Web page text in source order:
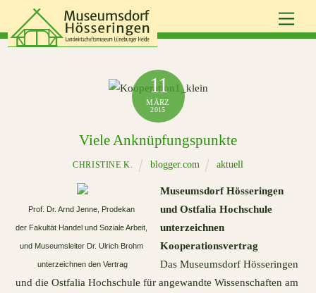
content
11
MÄRZ
2015
Viele Anknüpfungspunkte
CHRISTINE K. blogger.com aktuell
Prof. Dr. Arnd Jenne, Prodekan
der Fakultät Handel und Soziale Arbeit,
und Museumsleiter Dr. Ulrich Brohm
unterzeichnen den Vertrag
Museumsdorf Hösseringen
und Ostfalia Hochschule
unterzeichnen
Kooperationsvertrag
Das Museumsdorf Hösseringen
und die Ostfalia Hochschule für angewandte Wissenschaften am